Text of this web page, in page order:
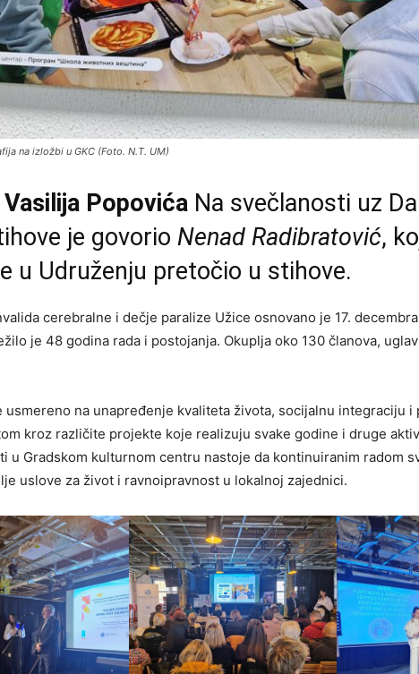
na izložbi u GKC (Foto. N.T. UM)
Popovića Na svečlanosti uz
je govorio Nenad Radibratović,
u Udruženju pretočio u stihove.
cerebralne i dečje paralize Užice osnovano je 17.
je 48 godina rada i postojanja. Okuplja oko 130 članova,
usmereno na unapređenje kvaliteta života, socijalnu integraciju i
kroz različite projekte koje realizuju svake godine i druge
u Gradskom kulturnom centru nastoje da kontinuiranim radom
uslove za život i ravnoipravnost u lokalnoj zajednici.